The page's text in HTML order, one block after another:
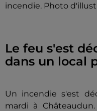
incendie. Photo
Le feu s'est
dans un local
Un incendie s'est
mardi à